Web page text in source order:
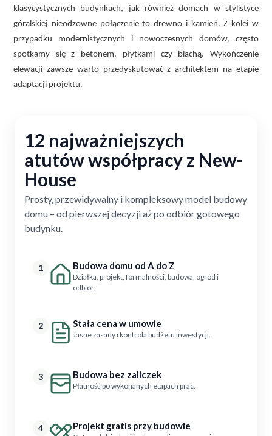
klasycystycznych budynkach, jak również domach w stylistyce
góralskiej nieodzowne połączenie to drewno i kamień. Z kolei w
przypadku modernistycznych i nowoczesnych domów, często
spotkamy się z betonem, płytkami czy blachą. Wykończenie
elewacji zawsze warto przedyskutować z architektem na etapie
adaptacji projektu.
12 najważniejszych
atutów współpracy z New-
House
Prosty, przewidywalny i kompleksowy model budowy
domu – od pierwszej decyzji aż po odbiór gotowego
budynku.
1 Budowa domu od A do Z
Działka, projekt, formalności, budowa, ogród i
odbiór.
2 Stała cena w umowie
Jasne zasady i kontrola budżetu inwestycji.
3 Budowa bez zaliczek
Płatność po wykonanych etapach prac.
4 Projekt gratis przy budowie